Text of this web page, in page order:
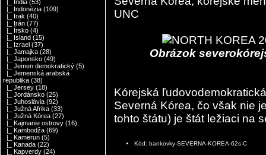
|_ India (53)
|_ Indonézia (109)
|_ Irak (40)
|_ Irán (77)
|_ Írsko (4)
|_ Island (15)
|_ Izrael (37)
|_ Jamajka (28)
|_ Japonsko (49)
|_ Jemen demokratický (5)
|_ Jemenská arabská
republika (38)
|_ Jersey (18)
|_ Jordánsko (25)
|_ Juhoslávia (92)
|_ Južná Afrika (33)
|_ Južná Kórea (27)
|_ Kajmanie ostrovy (16)
|_ Kambodža (69)
|_ Kamerun (5)
|_ Kanada (22)
|_ Kapverdy (24)
UNC
Obrázok
Kórejská
Severná Kórea, čo však nie
tohto štátu) je štát ležiaci na
Kód: bankovky-SEVERNA-KOREA-62s-C